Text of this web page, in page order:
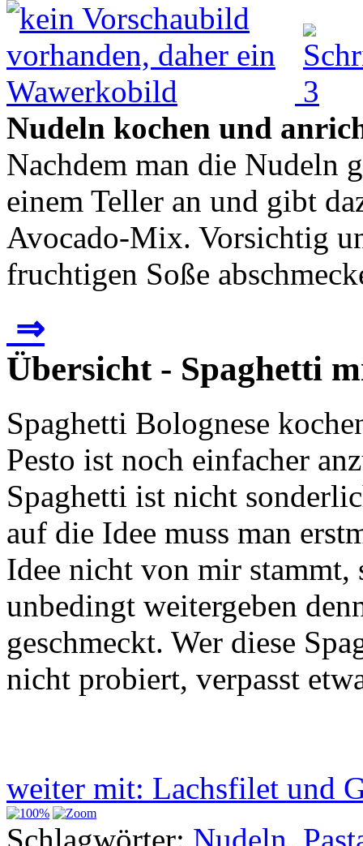
Nudeln kochen und
Nachdem man die Nudeln
einem Teller an und gibt
Avocado-Mix. Vorsichtig
fruchtigen Soße
⇒
Übersicht - Spaghetti
Spaghetti Bolognese
Pesto ist noch einfacher
Spaghetti ist nicht
auf die Idee muss man
Idee nicht von mir stammt,
unbedingt weitergeben
geschmeckt. Wer diese
nicht probiert, verpasst
weiter mit: Lachsfilet und
Schlagwörter: Nudeln,